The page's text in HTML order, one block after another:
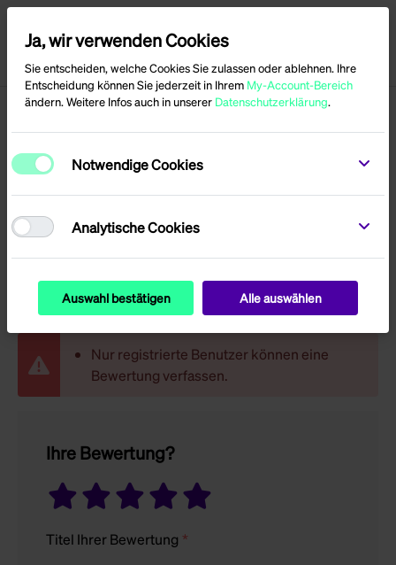
Menü Anmelden
Produktbewertungen
für BT-2050
Ballastwanne
2050mm
Nur registrierte Benutzer können eine
Bewertung verfassen.
Ihre Bewertung?
Titel Ihrer Bewertung
Ja, wir verwenden Cookies
Sie entscheiden, welche Cookies Sie zulassen oder ablehnen. Ihre
Entscheidung können Sie jederzeit in Ihrem My-Account-Bereich
ändern. Weitere Infos auch in unserer Datenschutzerklärung.
Notwendige Cookies
Analytische Cookies
Auswahl bestätigen Alle auswählen